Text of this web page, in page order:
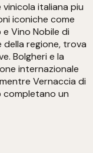
italiana piu
iconiche come
Vino Nobile di
della regione, trova
Bolgheri e la
internazionale
Vernaccia di
completano un